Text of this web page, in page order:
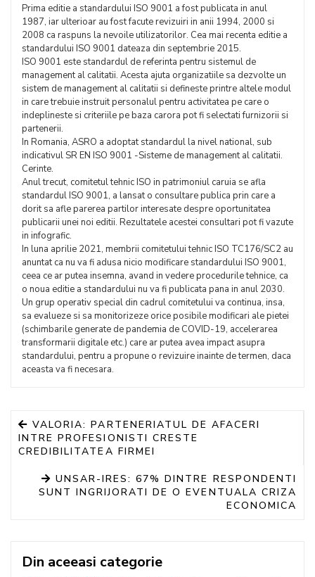
Prima editie a standardului ISO 9001 a fost publicata in anul
1987, iar ulterioar au fost facute revizuiri in anii 1994, 2000 si
2008 ca raspuns la nevoile utilizatorilor. Cea mai recenta editie a
standardului ISO 9001 dateaza din septembrie 2015.
ISO 9001 este standardul de referinta pentru sistemul de
management al calitatii. Acesta ajuta organizatiile sa dezvolte un
sistem de management al calitatii si defineste printre altele modul
in care trebuie instruit personalul pentru activitatea pe care o
indeplineste si criteriile pe baza carora pot fi selectati furnizorii si
partenerii.
In Romania, ASRO a adoptat standardul la nivel national, sub
indicativul SR EN ISO 9001 -Sisteme de management al calitatii.
Cerinte.
Anul trecut, comitetul tehnic ISO in patrimoniul caruia se afla
standardul ISO 9001, a lansat o consultare publica prin care a
dorit sa afle parerea partilor interesate despre oportunitatea
publicarii unei noi editii. Rezultatele acestei consultari pot fi vazute
in infografic.
In luna aprilie 2021, membrii comitetului tehnic ISO TC176/SC2 au
anuntat ca nu va fi adusa nicio modificare standardului ISO 9001,
ceea ce ar putea insemna, avand in vedere procedurile tehnice, ca
o noua editie a standardului nu va fi publicata pana in anul 2030.
Un grup operativ special din cadrul comitetului va continua, insa,
sa evalueze si sa monitorizeze orice posibile modificari ale pietei
(schimbarile generate de pandemia de COVID-19, accelerarea
transformarii digitale etc.) care ar putea avea impact asupra
standardului, pentru a propune o revizuire inainte de termen, daca
aceasta va fi necesara.
VALORIA: PARTENERIATUL DE AFACERI
INTRE PROFESIONISTI CRESTE
CREDIBILITATEA FIRMEI
UNSAR-IRES: 67% DINTRE RESPONDENTI
SUNT INGRIJORATI DE O EVENTUALA CRIZA
ECONOMICA
Din aceeasi categorie